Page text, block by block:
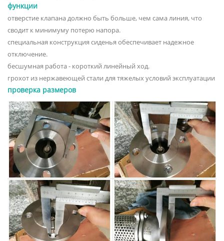
функции
отверстие клапана должно быть больше, чем сама линия, что
сводит к минимуму потерю напора.
специальная конструкция сиденья обеспечивает надежное
отключение.
бесшумная работа - короткий линейный ход.
грохот из нержавеющей стали для тяжелых условий эксплуатации
проверка размеров